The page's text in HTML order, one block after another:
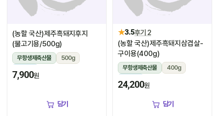
(농할 국산)제주흑돼지후지
(불고기용/500g)
무항생제축산물
500g
7,900원
담기
★3.5후기 2
(농할 국산)제주흑돼지삼겹살-
구이용(400g)
무항생제축산물
400g
24,200원
담기